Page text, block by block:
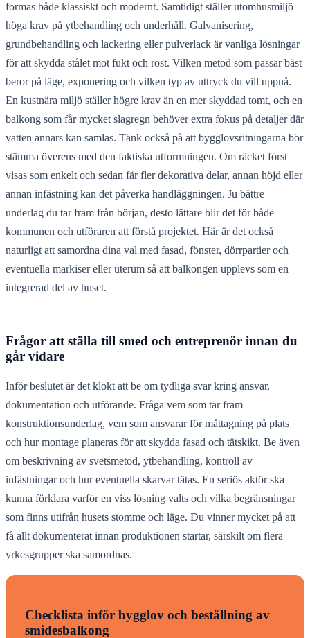
formas både klassiskt och modernt. Samtidigt ställer utomhusmiljö
höga krav på ytbehandling och underhåll. Galvanisering,
grundbehandling och lackering eller pulverlack är vanliga lösningar
för att skydda stålet mot fukt och rost. Vilken metod som passar bäst
beror på läge, exponering och vilken typ av uttryck du vill uppnå.
En kustnära miljö ställer högre krav än en mer skyddad tomt, och en
balkong som får mycket slagregn behöver extra fokus på detaljer där
vatten annars kan samlas. Tänk också på att bygglovsritningarna bör
stämma överens med den faktiska utformningen. Om räcket först
visas som enkelt och sedan får fler dekorativa delar, annan höjd eller
annan infästning kan det påverka handläggningen. Ju bättre
underlag du tar fram från början, desto lättare blir det för både
kommunen och utföraren att förstå projektet. Här är det också
naturligt att samordna dina val med fasad, fönster, dörrpartier och
eventuella markiser eller uterum så att balkongen upplevs som en
integrerad del av huset.
Frågor att ställa till smed och entreprenör innan du
går vidare
Inför beslutet är det klokt att be om tydliga svar kring ansvar,
dokumentation och utförande. Fråga vem som tar fram
konstruktionsunderlag, vem som ansvarar för måttagning på plats
och hur montage planeras för att skydda fasad och tätskikt. Be även
om beskrivning av svetsmetod, ytbehandling, kontroll av
infästningar och hur eventuella skarvar tätas. En seriös aktör ska
kunna förklara varför en viss lösning valts och vilka begränsningar
som finns utifrån husets stomme och läge. Du vinner mycket på att
få allt dokumenterat innan produktionen startar, särskilt om flera
yrkesgrupper ska samordnas.
Checklista inför bygglov och beställning av
smidesbalkong